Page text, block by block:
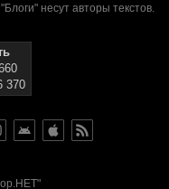
несут авторы текстов.
370